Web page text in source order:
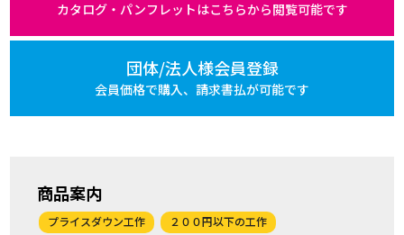
カタログ・パンフレットはこちらから閲覧可能です
団体/法人様会員登録
会員価格で購入、 請求書払が可能です
商品案内
プライスダウン工作
２００円以下の工作